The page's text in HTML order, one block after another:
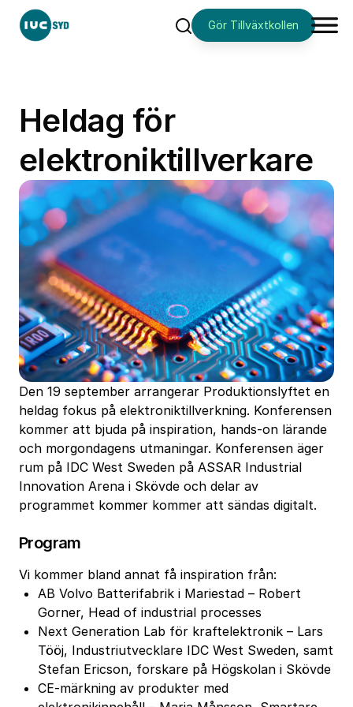
SökGör Tillväxtkollen
Heldag för
elektroniktillverkare
Den 19 september arrangerar Produktionslyftet en
heldag fokus på elektroniktillverkning. Konferensen
kommer att bjuda på inspiration, hands-on lärande
och morgondagens utmaningar. Konferensen äger
rum på IDC West Sweden på ASSAR Industrial
Innovation Arena i Skövde och delar av
programmet kommer kommer att sändas digitalt.
Program
Vi kommer bland annat få inspiration från:
AB Volvo Batterifabrik i Mariestad – Robert
Gorner, Head of industrial processes
Next Generation Lab för kraftelektronik – Lars
Tööj, Industriutvecklare IDC West Sweden, samt
Stefan Ericson, forskare på Högskolan i Skövde
CE-märkning av produkter med